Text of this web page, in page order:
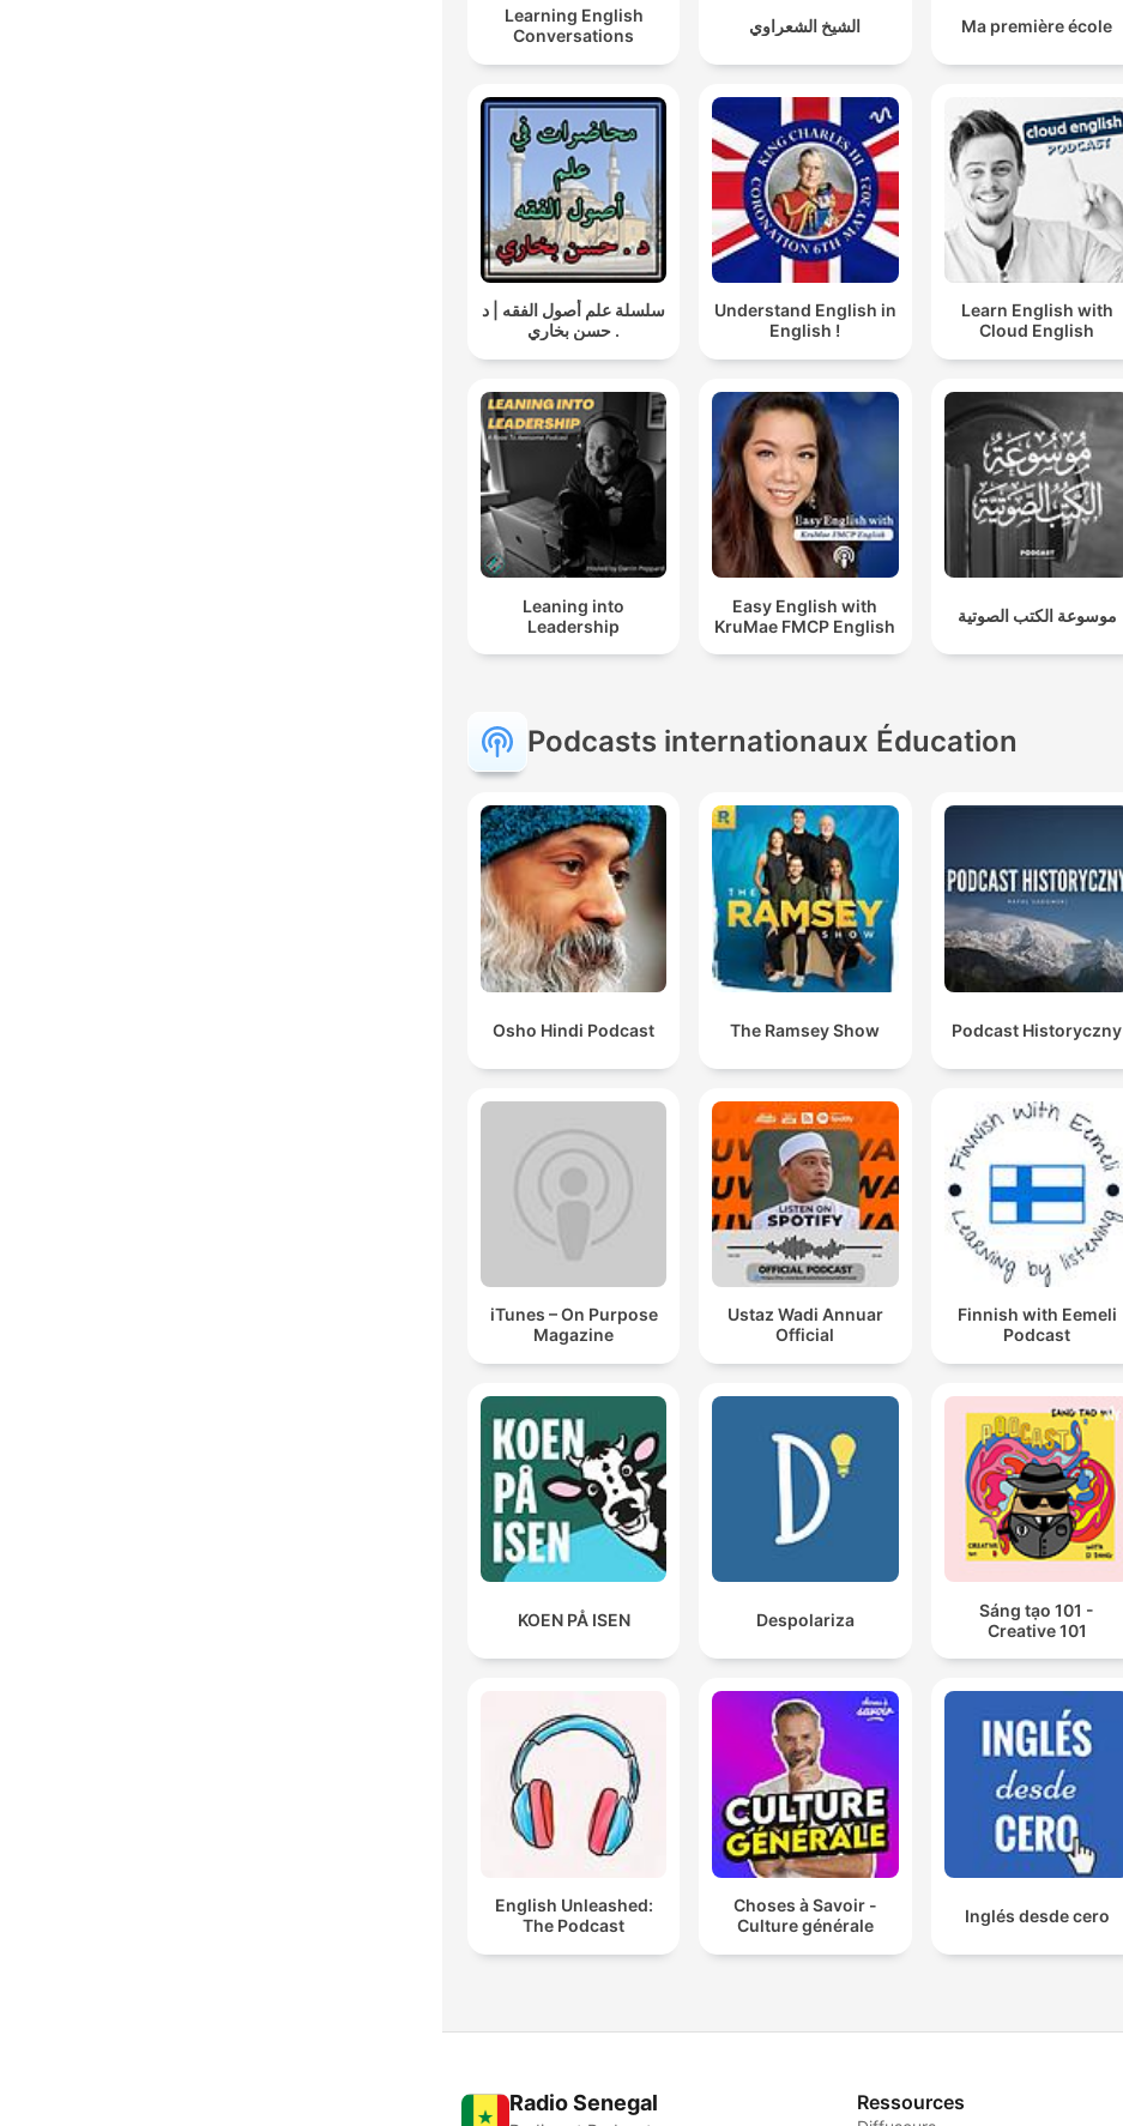
Learning English
Conversations
الشيخ الشعراوي Ma première école
سلسلة علم أصول الفقه | د
. حسن بخاري
Understand English in
English !
Learn English with
Cloud English
Leaning into
Leadership
Easy English with
KruMae FMCP English
موسوعة الكتب الصوتية
Podcasts internationaux Éducation
Osho Hindi Podcast The Ramsey Show Podcast Historyczny
iTunes – On Purpose
Magazine
Ustaz Wadi Annuar
Official
Finnish with Eemeli
Podcast
KOEN PÅ ISEN Despolariza
Sáng tạo 101 -
Creative 101
English Unleashed:
The Podcast
Choses à Savoir -
Culture générale
Inglés desde cero
Radio Senegal Ressources